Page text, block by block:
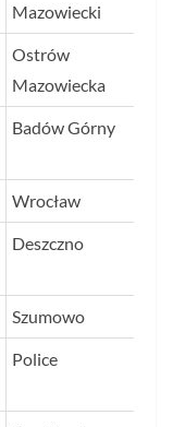
Mazowiecki
Ostrów
Mazowiecka
Badów Górny
Wrocław
Deszczno
Szumowo
Police